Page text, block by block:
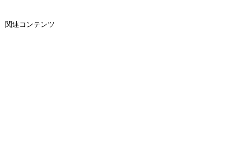
関連コンテンツ